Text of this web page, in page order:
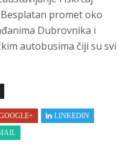
promet oko
Dubrovnika i
autobusima čiji su svi
LINKEDIN